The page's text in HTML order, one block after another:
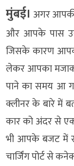
मुंबई। अगर
और आपके पास
जिसके कारण
लेकर आपका मजाक
पाने का समय आ
क्लीनर के बारे में
कार को अंदर से
भी आपके बजट में
चार्जिंग पोर्ट से